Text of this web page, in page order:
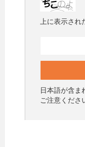
上に表示され
日本語が含ま
ご注意くださ